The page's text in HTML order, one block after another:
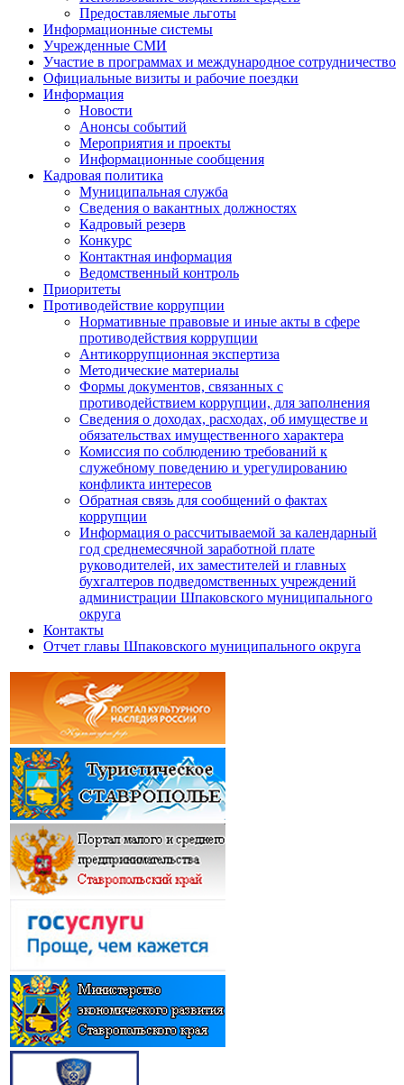
Предоставляемые льготы
Информационные системы
Учрежденные СМИ
Участие в программах и международное сотрудничество
Официальные визиты и рабочие поездки
Информация
Новости
Анонсы событий
Мероприятия и проекты
Информационные сообщения
Кадровая политика
Муниципальная служба
Сведения о вакантных должностях
Кадровый резерв
Конкурс
Контактная информация
Ведомственный контроль
Приоритеты
Противодействие коррупции
Нормативные правовые и иные акты в сфере
противодействия коррупции
Антикоррупционная экспертиза
Методические материалы
Формы документов, связанных с
противодействием коррупции, для заполнения
Сведения о доходах, расходах, об имуществе и
обязательствах имущественного характера
Комиссия по соблюдению требований к
служебному поведению и урегулированию
конфликта интересов
Обратная связь для сообщений о фактах
коррупции
Информация о рассчитываемой за календарный
год среднемесячной заработной плате
руководителей, их заместителей и главных
бухгалтеров подведомственных учреждений
администрации Шпаковского муниципального
округа
Контакты
Отчет главы Шпаковского муниципального округа